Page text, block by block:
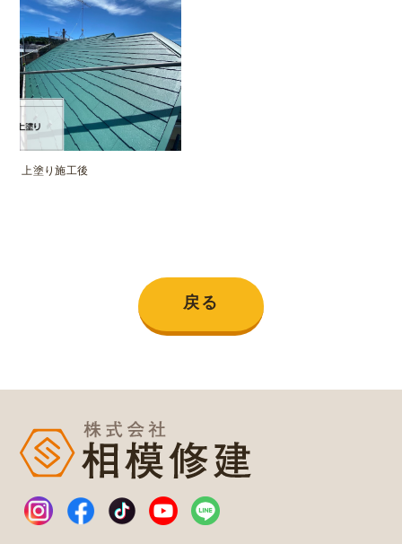
上塗り施工後
戻る